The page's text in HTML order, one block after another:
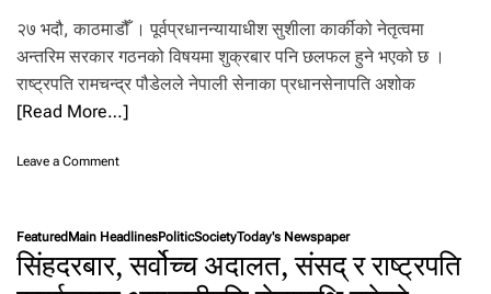
डौं
आ
ज
बि
हा
१
म्म
२७ भदौ, काठमाडौँ । पूर्वप्रधानन्यायाधीश सुशीला कार्कीको नेतृत्वमा
अन्तरिम सरकार गठनको विषयमा शुक्रबार पनि छलफल हुने भएको छ ।
राष्ट्रपति रामचन्द्र पौडेलले नेपाली सेनाका प्रधानसेनापति अशोक
[Read More…]
Leave a Commento
बा
बि
Featured Main HeadlinesPoliticSocietyToday's Newspaper
सिंहदरबार, सर्वोच्च अदालत, संसद् र राष्ट्रपति